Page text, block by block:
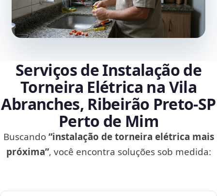
Serviços de Instalação de
Torneira Elétrica na Vila
Abranches, Ribeirão Preto‑SP
Perto de Mim
Buscando“instalação de torneira elétrica mais
próxima”, você encontra soluções sob medida: